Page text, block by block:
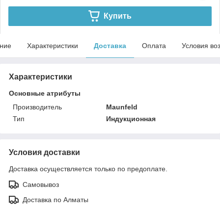
Купить
Характеристики Доставка Оплата Условия
Характеристики
Основные атрибуты
Производитель
Maunfeld
Тип
Индукционная
Условия доставки
Доставка осуществляется только по предоплате.
Самовывоз
Доставка по Алматы